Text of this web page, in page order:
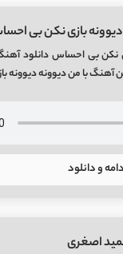
بازی نکن بی
نکن بی احساس دانلود
آهنگ با من دیوونه دیوونه
و دانلود
اصغری